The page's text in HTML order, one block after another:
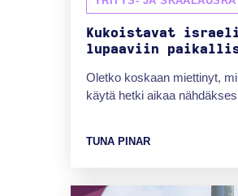
Kukoistavat
lupaaviin
Oletko koskaan miettinyt,
käytä hetki aikaa
TUNA PINAR